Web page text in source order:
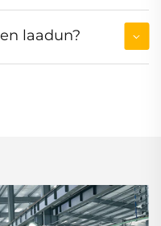
laadun?